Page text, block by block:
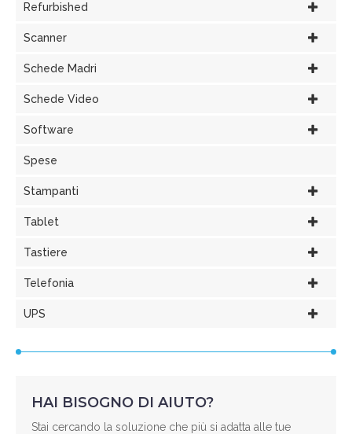
Refurbished
Scanner
Schede Madri
Schede Video
Software
Spese
Stampanti
Tablet
Tastiere
Telefonia
UPS
HAI BISOGNO DI AIUTO?
Stai cercando la soluzione che più si adatta alle tue